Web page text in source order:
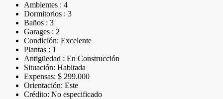
Ambientes : 4
Dormitorios : 3
Baños : 3
Garages : 2
Condición: Excelente
Plantas : 1
Antigüedad : En Construcción
Situación: Habitada
Expensas: $ 299.000
Orientación: Este
Crédito: No especificado